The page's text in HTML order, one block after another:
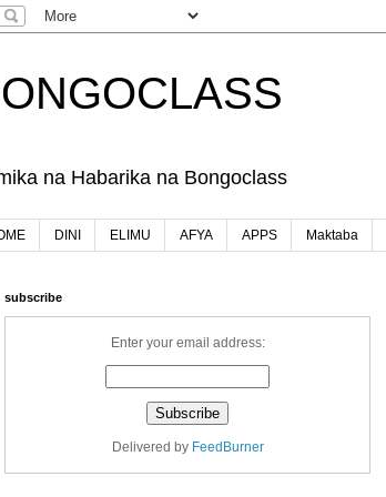
na Habarika na Bongoclass
DINI ELIMU AFYA APPS Maktaba
subscribe
Enter your email address:
Delivered by FeedBurner